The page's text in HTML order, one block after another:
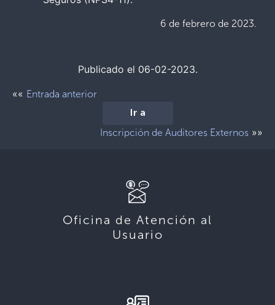
6 de febrero de 2023.
Publicado el 06-02-2023.
«« Entrada anterior
Ir a
Inscripción de Auditores Externos »»
Oficina de Atención al
Usuario